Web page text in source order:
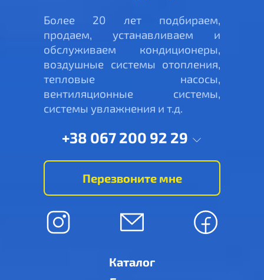
Более 20 лет подбираем,
продаем, устанавливаем и
обслуживаем кондиционеры,
воздушные системы отопления,
тепловые насосы,
вентиляционные системы,
системы увлажнения и т.д.
+38 067 200 92 29
Перезвоните мне
Каталог